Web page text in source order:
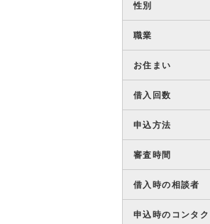
性別
職業
お住まい
借入回数
申込方法
審査時間
借入時の相談者
申込時のコンタク